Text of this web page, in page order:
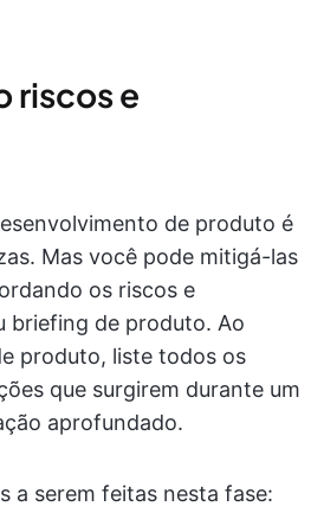
riscos e
de produto é
Mas você pode mitigá-las
os riscos e
briefing de produto. Ao
produto, liste todos os
que surgirem durante um
aprofundado.
a serem feitas nesta fase: